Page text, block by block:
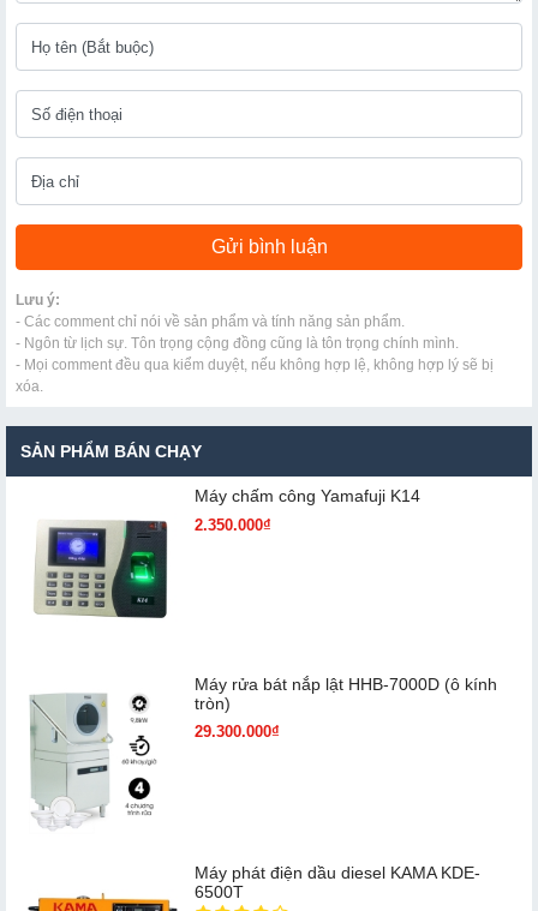
Lưu ý:
- Các comment chỉ nói về sản phẩm và tính năng sản phẩm.
- Ngôn từ lịch sự. Tôn trọng cộng đồng cũng là tôn trọng chính mình.
- Mọi comment đều qua kiểm duyệt, nếu không hợp lệ, không hợp lý sẽ bị
xóa.
SẢN PHẨM BÁN CHẠY
Máy chấm cô​ng Yamafuji K14
2.350.000₫
Máy rửa bát nắp lật HHB-7000D (ô kính
tròn)
29.300.000₫
Máy phát điện dầu diesel KAMA KDE-
6500T